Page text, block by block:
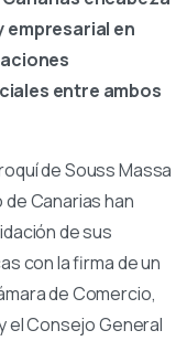
empresarial en
entre ambos
de Souss Massa
Canarias han
de sus
con la firma de un
de Comercio,
el Consejo General